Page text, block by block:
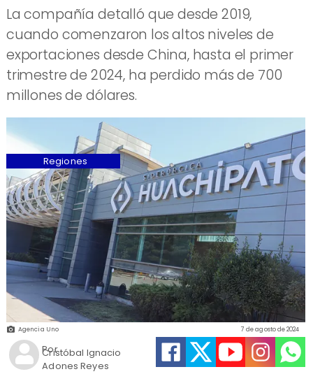
​La compañía detalló que desde 2019,
cuando comenzaron los altos niveles de
exportaciones desde China, hasta el primer
trimestre de 2024, ha perdido más de 700
millones de dólares.
Agencia Uno
Cristóbal Ignacio
Adones Reyes
7 de agosto de 2024
Regiones
Por